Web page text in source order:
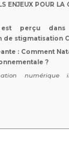
ENJEUX POUR LA
est perçu
stigmatisation
: Comment
?
numérique